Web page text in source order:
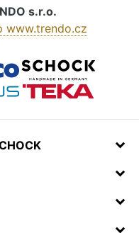
s.r.o.
www.trendo.cz